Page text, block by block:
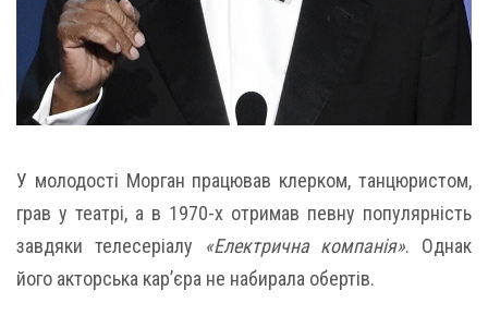
У молодості Морган працював клерком, танцюристом,
грав у театрі, а в 1970-х отримав певну популярність
завдяки телесеріалу
«Електрична компанія». Однак
його акторська кар’єра не набирала обертів.